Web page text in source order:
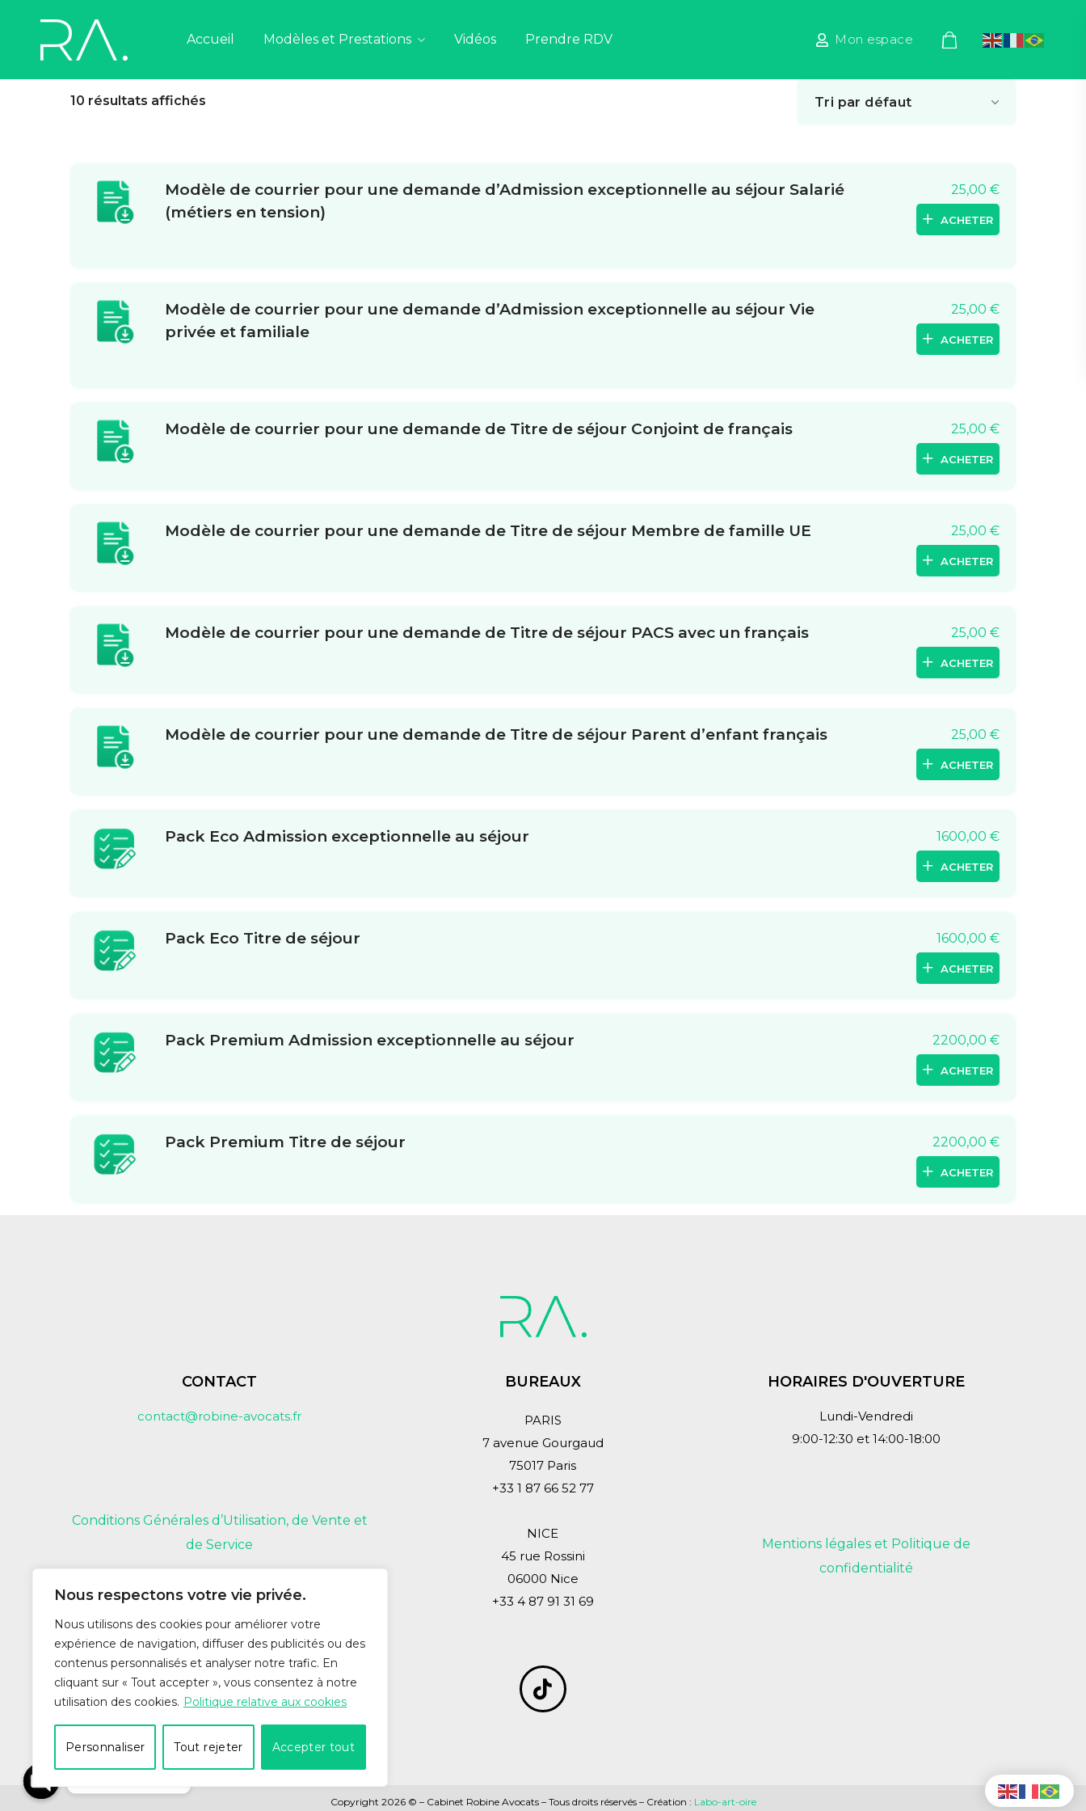
Nous respectons votre vie privée.
Nous utilisons des cookies pour améliorer votre
expérience de navigation, diffuser des publicités ou des
contenus personnalisés et analyser notre trafic. En
cliquant sur « Tout accepter », vous consentez à notre
utilisation des cookies. Politique relative aux cookies
Personnaliser Tout rejeter Accepter tout
Accueil Modèles et Prestations Vidéos Prendre RDV Mon espace
Nous contacter
10 résultats affichés
ACHETER
Modèle de courrier pour une demande d’Admission exceptionnelle au séjour Salarié
(métiers en tension)
25,00 €
ACHETER
Modèle de courrier pour une demande d’Admission exceptionnelle au séjour Vie
privée et familiale
25,00 €
ACHETER
Modèle de courrier pour une demande de Titre de séjour Conjoint de français 25,00 €
ACHETER
Modèle de courrier pour une demande de Titre de séjour Membre de famille UE 25,00 €
ACHETER
Modèle de courrier pour une demande de Titre de séjour PACS avec un français 25,00 €
ACHETER
Modèle de courrier pour une demande de Titre de séjour Parent d’enfant français 25,00 €
ACHETER
Pack Eco Admission exceptionnelle au séjour 1600,00 €
ACHETER
Pack Eco Titre de séjour 1600,00 €
ACHETER
Pack Premium Admission exceptionnelle au séjour 2200,00 €
ACHETER
Pack Premium Titre de séjour 2200,00 €
CONTACT
contact@robine-avocats.fr
Conditions Générales d’Utilisation, de Vente et
de Service
BUREAUX
PARIS
7 avenue Gourgaud
75017 Paris
+33 1 87 66 52 77
NICE
45 rue Rossini
06000 Nice
+33 4 87 91 31 69
HORAIRES D'OUVERTURE
Lundi-Vendredi
9:00-12:30 et 14:00-18:00
Mentions légales et Politique de
confidentialité
Copyright 2026 © – Cabinet Robine Avocats – Tous droits réservés – Création : Labo-art-oire